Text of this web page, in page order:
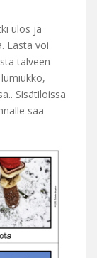
ulos ja
Lasta voi
talveen
Sisätiloissa
saa